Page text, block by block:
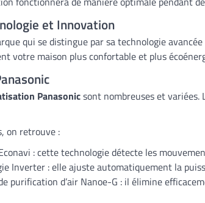
et Innovation
qui se distingue par sa technologie
votre maison plus confortable et plus
Panasonicsont nombreuses et variées.
on retrouve :
: cette technologie détecte les
Inverter : elle ajuste automatiquement la
purification d’air Nanoe-G : il élimine